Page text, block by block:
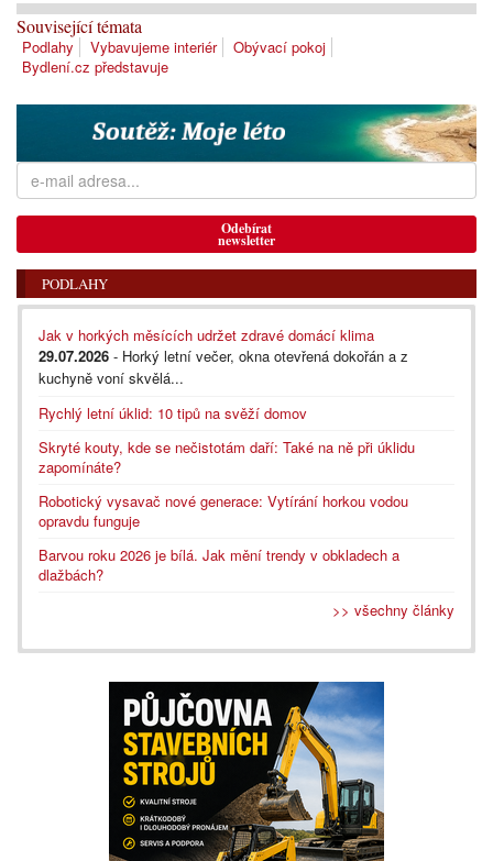
Související témata
Podlahy Vybavujeme interiér
Obývací pokoj
Bydlení.cz představuje
Odebírat
newsletter
PODLAHY
Jak v horkých měsících udržet zdravé domácí klima
29.07.2026 - Horký letní večer, okna otevřená dokořán a z
kuchyně voní skvělá...
Rychlý letní úklid: 10 tipů na svěží domov
Skryté kouty, kde se nečistotám daří: Také na ně při úklidu
zapomínáte?
Robotický vysavač nové generace: Vytírání horkou vodou
opravdu funguje
Barvou roku 2026 je bílá. Jak mění trendy v obkladech a
dlažbách?
>> všechny články